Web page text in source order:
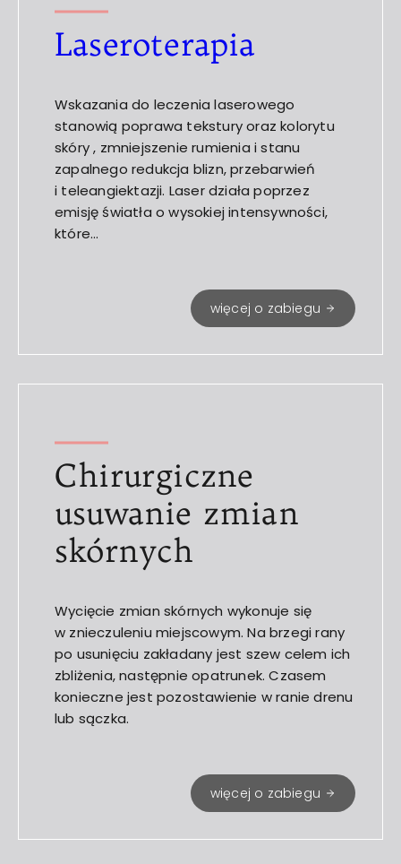
Laseroterapia
Wskazania do leczenia laserowego
stanowią poprawa tekstury oraz kolorytu
skóry , zmniejszenie rumienia i stanu
zapalnego redukcja blizn, przebarwień
i teleangiektazji. Laser działa poprzez
emisję światła o wysokiej intensywności,
które…
więcej o zabiegu
Chirurgiczne
usuwanie zmian
skórnych
Wycięcie zmian skórnych wykonuje się
w znieczuleniu miejscowym. Na brzegi rany
po usunięciu zakładany jest szew celem ich
zbliżenia, następnie opatrunek. Czasem
konieczne jest pozostawienie w ranie drenu
lub sączka.
więcej o zabiegu